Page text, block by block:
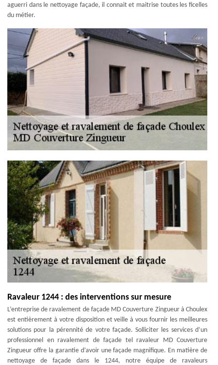
aguerri dans le nettoyage façade, il connait et maitrise toutes les ficelles
du métier.
Ravaleur 1244 : des interventions sur mesure
L’entreprise de ravalement de façade MD Couverture Zingueur à Choulex
est entièrement à votre disposition et veille à vous fournir les meilleures
solutions pour la pérennité de votre façade. Solliciter les services d’un
professionnel en ravalement de façade tel ravaleur MD Couverture
Zingueur offre la garantie d’avoir une façade magnifique. En matière de
nettoyage de façade dans le 1244, notre équipe de ravaleurs